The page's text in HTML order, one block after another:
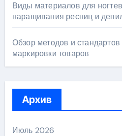
Виды материалов для
наращивания ресниц и
Обзор методов и стандартов
маркировки товаров
Архив
Июль 2026